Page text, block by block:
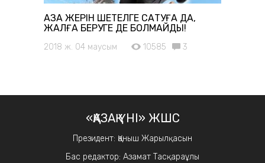
ҚАЗАҚ ЖЕРІН ШЕТЕЛГЕ САТУҒА ДА,
ЖАЛҒА БЕРУГЕ ДЕ БОЛМАЙДЫ!
2018 ж. 04 маусым 10585 3
«ҚАЗАҚ ҮНІ» ЖШС
Президент: Қаныш Жарылқасын
Бас редактор: Азамат Тасқараұлы